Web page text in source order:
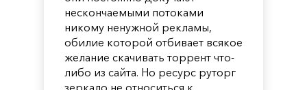
нескончаемыми потоками
никому ненужной рекламы,
обилие которой отбивает всякое
желание скачивать торрент что-
либо из сайта. Но ресурс руторг
зеркало не относиться к